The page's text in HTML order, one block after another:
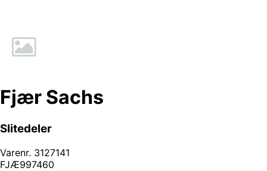
Fjær Sachs
Slitedeler
Varenr. 3127141
FJÆ997460